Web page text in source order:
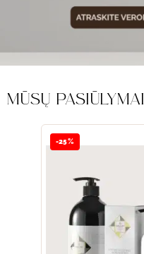
MŪSŲ PASIŪLYMAI
-25%